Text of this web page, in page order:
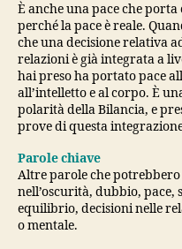
È anche una pace che porta
perché la pace è reale.
che una decisione relativa
relazioni è già integrata a
hai preso ha portato pace
all’intelletto e al corpo. È
polarità della Bilancia, e
prove di questa
Parole chiave
Altre parole che potrebbero
nell’oscurità, dubbio, pace,
equilibrio, decisioni nelle
o mentale.